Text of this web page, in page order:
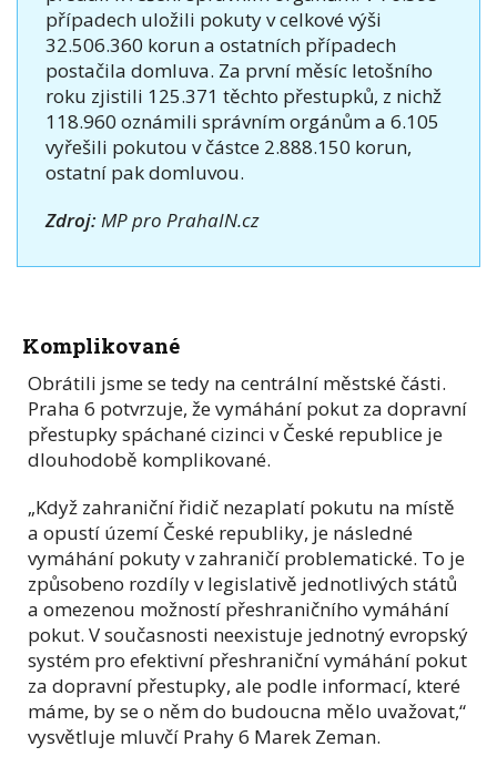
případech uložili pokuty v celkové výši
32.506.360 korun a ostatních případech
postačila domluva. Za první měsíc letošního
roku zjistili 125.371 těchto přestupků, z nichž
118.960 oznámili správním orgánům a 6.105
vyřešili pokutou v částce 2.888.150 korun,
ostatní pak domluvou.
Zdroj: MP pro PrahaIN.cz
Komplikované
Obrátili jsme se tedy na centrální městské části.
Praha 6 potvrzuje, že vymáhání pokut za dopravní
přestupky spáchané cizinci v České republice je
dlouhodobě komplikované.
„Když zahraniční řidič nezaplatí pokutu na místě
a opustí území České republiky, je následné
vymáhání pokuty v zahraničí problematické. To je
způsobeno rozdíly v legislativě jednotlivých států
a omezenou možností přeshraničního vymáhání
pokut. V současnosti neexistuje jednotný evropský
systém pro efektivní přeshraniční vymáhání pokut
za dopravní přestupky, ale podle informací, které
máme, by se o něm do budoucna mělo uvažovat,“
vysvětluje mluvčí Prahy 6 Marek Zeman.